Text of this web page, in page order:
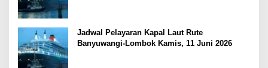
Jadwal Pelayaran Kapal Laut Rute
Banyuwangi-Lombok Kamis, 11 Juni 2026